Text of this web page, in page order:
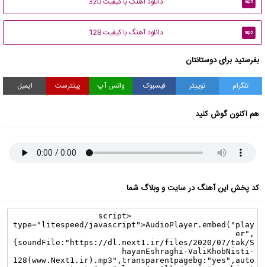
mp3
mp3 دانلود آهنگ با کیفیت 128
بفرستید برای دوستانتان
تلگرام توییتر فیسبوک واتس آپ پینترست ایمیل
هم اکنون گوش کنید
کد پخش این آهنگ در سایت و وبلاگ شما